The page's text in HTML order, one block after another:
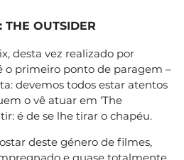
THE OUTSIDER
desta vez realizado por
o primeiro ponto de paragem –
devemos todos estar atentos
o vê atuar em ‘The
é de se lhe tirar o chapéu.
deste género de filmes,